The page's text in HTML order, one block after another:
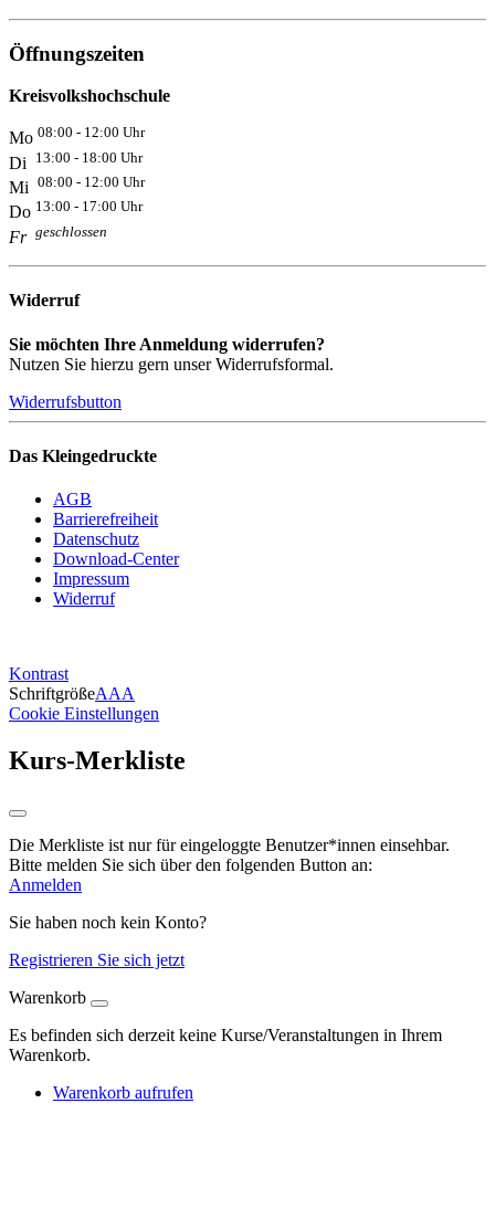
Öffnungszeiten
Kreisvolkshochschule
Mo 08:00 - 12:00 Uhr
Di 13:00 - 18:00 Uhr
Mi 08:00 - 12:00 Uhr
Do 13:00 - 17:00 Uhr
Fr geschlossen
Widerruf
Sie möchten Ihre Anmeldung widerrufen?
Nutzen Sie hierzu gern unser Widerrufsformal.
Widerrufsbutton
Das Kleingedruckte
AGB
Barrierefreiheit
Datenschutz
Download-Center
Impressum
Widerruf
Kontrast
SchriftgrößeAAA
Cookie Einstellungen
Kurs-Merkliste
Die Merkliste ist nur für eingeloggte Benutzer*innen einsehbar.
Bitte melden Sie sich über den folgenden Button an:
Anmelden
Sie haben noch kein Konto?
Registrieren Sie sich jetzt
Warenkorb
Es befinden sich derzeit keine Kurse/Veranstaltungen in Ihrem
Warenkorb.
Warenkorb aufrufen